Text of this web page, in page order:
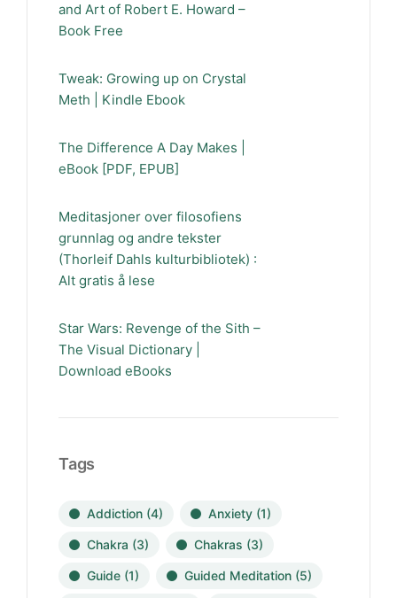
and Art of Robert E. Howard –
Book Free
Tweak: Growing up on Crystal
Meth | Kindle Ebook
The Difference A Day Makes |
eBook [PDF, EPUB]
Meditasjoner over filosofiens
grunnlag og andre tekster
(Thorleif Dahls kulturbibliotek) :
Alt gratis å lese
Star Wars: Revenge of the Sith –
The Visual Dictionary |
Download eBooks
Tags
Addiction (4) Anxiety (1)
Chakra (3) Chakras (3)
Guide (1) Guided Meditation (5)